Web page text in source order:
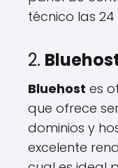
técnico las
2.
Bluehost es
que ofrece
dominios y
excelente